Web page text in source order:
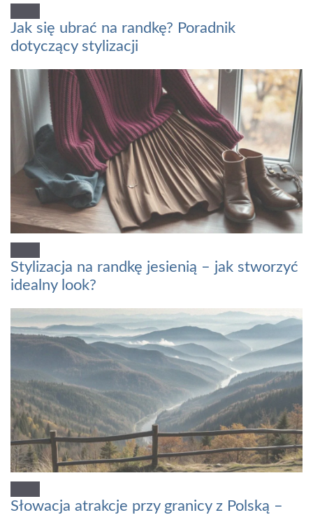
Jak się ubrać na randkę? Poradnik
dotyczący stylizacji
Stylizacja na randkę jesienią – jak stworzyć
idealny look?
Słowacja atrakcje przy granicy z Polską –